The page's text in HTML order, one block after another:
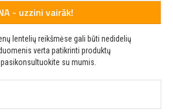
- uzzini vairāk!
lentelių reikšmėse gali būti nedidelių
verta patikrinti produktų
su mumis.